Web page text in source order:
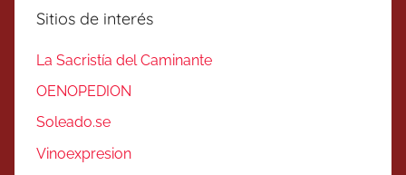
Sitios de interés
La Sacristía del Caminante
OENOPEDION
Soleado.se
Vinoexpresion